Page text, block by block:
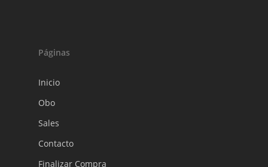
Páginas
Inicio
Obo
Sales
Contacto
Finalizar Compra